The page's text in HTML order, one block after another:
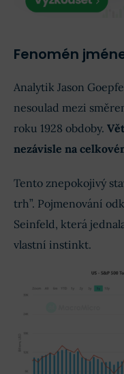
Fenomén
Analytik Jason
nesoulad mezi
roku 1928 obdoby.
nezávisle na
Tento znepokojivý
trh”. Pojmenování
Seinfeld, která
vlastní instinkt.